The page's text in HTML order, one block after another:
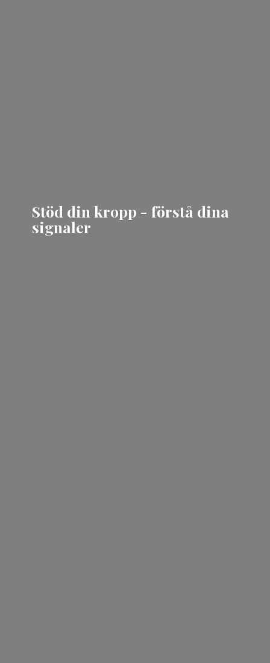
Stöd din kropp - förstå dina
signaler